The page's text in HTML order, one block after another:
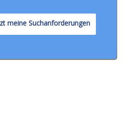
meine Suchanforderungen